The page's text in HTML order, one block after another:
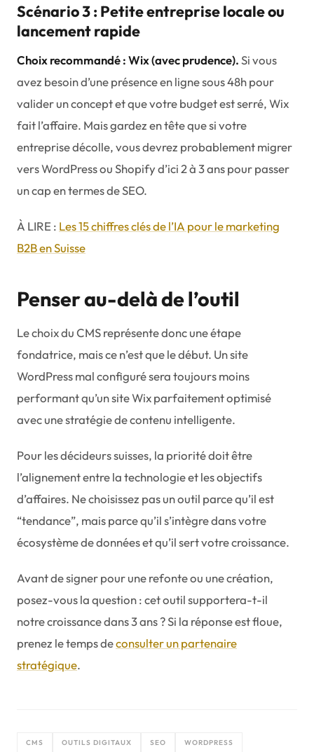
Scénario 3 : Petite entreprise locale ou
lancement rapide
Choix recommandé : Wix (avec prudence).Si vous
avez besoin d’une présence en ligne sous 48h pour
valider un concept et que votre budget est serré, Wix
fait l’affaire. Mais gardez en tête que si votre
entreprise décolle, vous devrez probablement migrer
vers WordPress ou Shopify d’ici 2 à 3 ans pour passer
un cap en termes de SEO.
À LIRE : Les 15 chiffres clés de l’IA pour le marketing
B2B en Suisse
Penser au-delà de l’outil
Le choix du CMS représente donc une étape
fondatrice, mais ce n’est que le début. Un site
WordPress mal configuré sera toujours moins
performant qu’un site Wix parfaitement optimisé
avec une stratégie de contenu intelligente.
Pour les décideurs suisses, la priorité doit être
l’alignement entre la technologie et les objectifs
d’affaires. Ne choisissez pas un outil parce qu’il est
“tendance”, mais parce qu’il s’intègre dans votre
écosystème de données et qu’il sert votre croissance.
Avant de signer pour une refonte ou une création,
posez-vous la question : cet outil supportera-t-il
notre croissance dans 3 ans ? Si la réponse est floue,
prenez le temps deconsulter un partenaire
stratégique.
CMS OUTILS DIGITAUX SEO WORDPRESS